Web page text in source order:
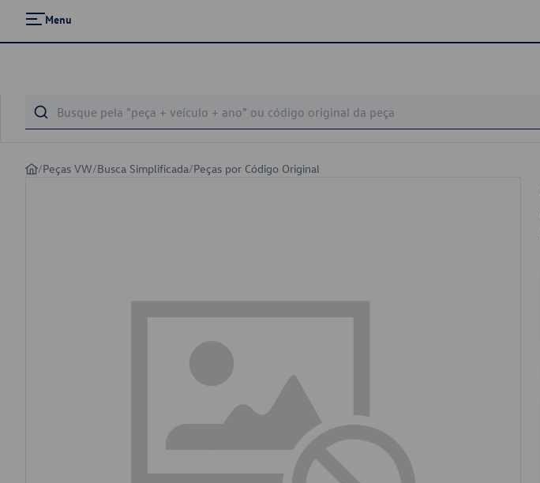
Menu
/Peças VW/Busca Simplificada/Peças por Código Original